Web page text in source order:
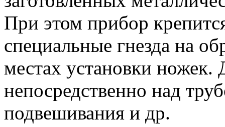
При этом прибор
специальные гнезда на
местах установки ножек.
непосредственно над
подвешивания и др.